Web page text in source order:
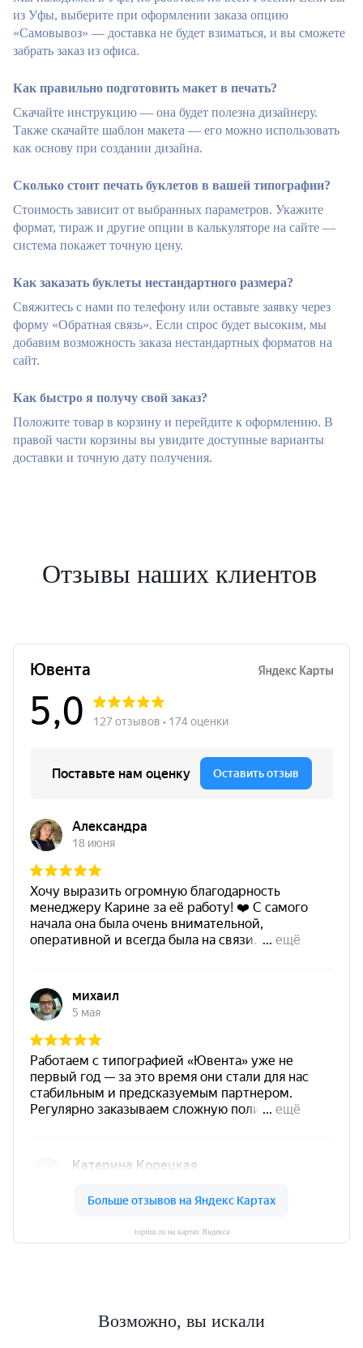
из Уфы, выберите при оформлении заказа опцию
«Самовывоз» — доставка не будет взиматься, и вы сможете
забрать заказ из офиса.
Как правильно подготовить макет в печать?
Скачайте инструкцию — она будет полезна дизайнеру.
Также скачайте шаблон макета — его можно использовать
как основу при создании дизайна.
Сколько стоит печать буклетов в вашей типографии?
Стоимость зависит от выбранных параметров. Укажите
формат, тираж и другие опции в калькуляторе на сайте —
система покажет точную цену.
Как заказать буклеты нестандартного размера?
Свяжитесь с нами по телефону или оставьте заявку через
форму «Обратная связь». Если спрос будет высоким, мы
добавим возможность заказа нестандартных форматов на
сайт.
Как быстро я получу свой заказ?
Положите товар в корзину и перейдите к оформлению. В
правой части корзины вы увидите доступные варианты
доставки и точную дату получения.
Отзывы наших клиентов
toprint.ru на картах Яндекса
Возможно, вы искали